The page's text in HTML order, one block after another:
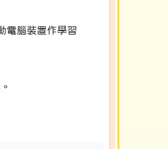
電腦裝置作學習